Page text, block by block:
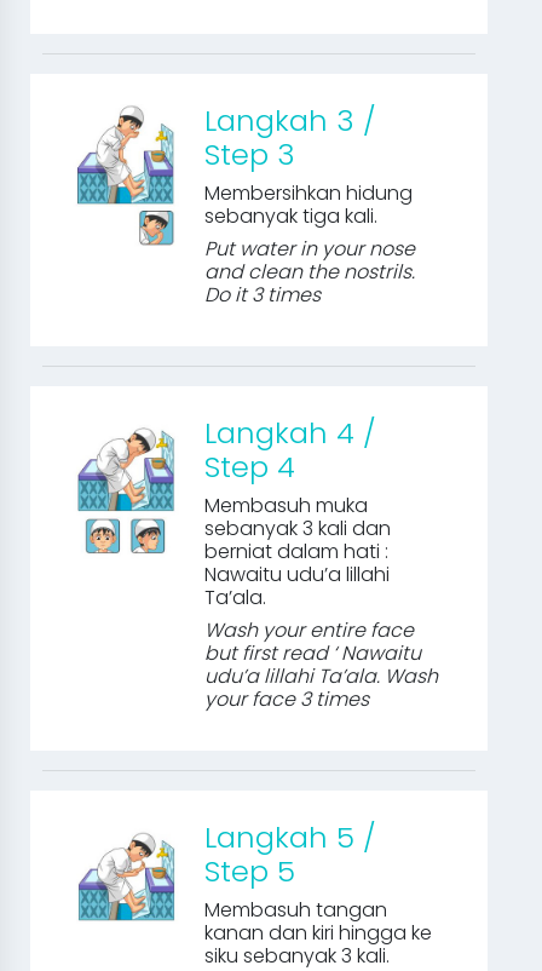
Langkah 3 /
Step 3
Membersihkan hidung
sebanyak tiga kali.
Put water in your nose
and clean the nostrils.
Do it 3 times
Langkah 4 /
Step 4
Membasuh muka
sebanyak 3 kali dan
berniat dalam hati :
Nawaitu udu’a lillahi
Ta’ala.
Wash your entire face
but first read ‘ Nawaitu
udu’a lillahi Ta’ala. Wash
your face 3 times
Langkah 5 /
Step 5
Membasuh tangan
kanan dan kiri hingga ke
siku sebanyak 3 kali.